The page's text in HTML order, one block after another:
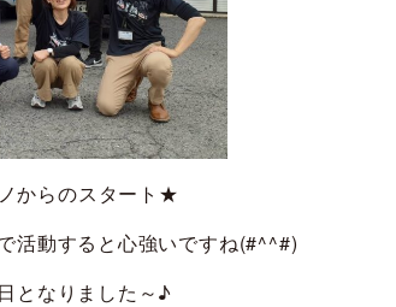
からのスタート★
活動すると心強いですね(#^^#)
となりました～♪